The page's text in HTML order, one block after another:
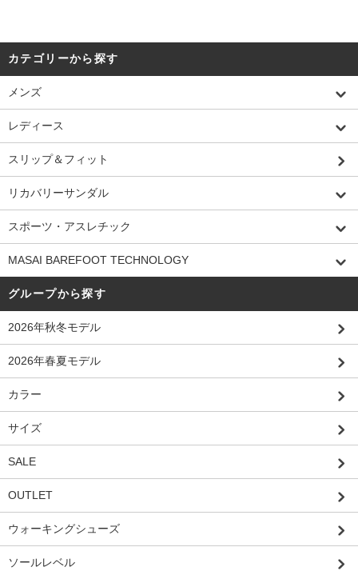
カテゴリーから探す
メンズ
レディース
スリップ＆フィット
リカバリーサンダル
スポーツ・アスレチック
MASAI BAREFOOT TECHNOLOGY
グループから探す
2026年秋冬モデル
2026年春夏モデル
カラー
サイズ
SALE
OUTLET
ウォーキングシューズ
ソールレベル